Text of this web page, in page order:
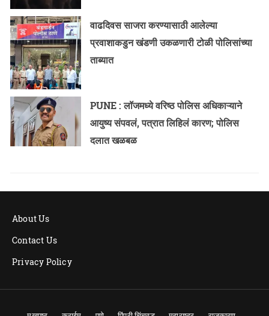
वाढदिवस साजरा करण्यासाठी आलेल्या
प्रवाशाकडुन खंडणी उकळणारी टोळी पोलिसांच्या
ताब्यात
PUNE : लॉजमध्ये वरिष्ठ पोलिस अधिकाऱ्याने
आयुष्य संपवलं, पत्रात लिहिलं कारण; पोलिस
दलात खळबळ
About Us
Contact Us
Privacy Policy